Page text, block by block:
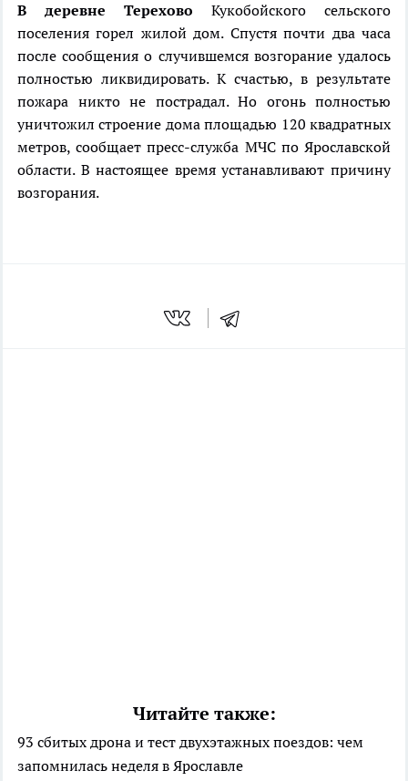
В деревне Терехово Кукобойского сельского
поселения горел жилой дом. Спустя почти два часа
после сообщения о случившемся возгорание удалось
полностью ликвидировать. К счастью, в результате
пожара никто не пострадал. Но огонь полностью
уничтожил строение дома площадью 120 квадратных
метров, сообщает пресс-служба МЧС по Ярославской
области. В настоящее время устанавливают причину
возгорания.
Читайте также:
93 сбитых дрона и тест двухэтажных поездов: чем
запомнилась неделя в Ярославле